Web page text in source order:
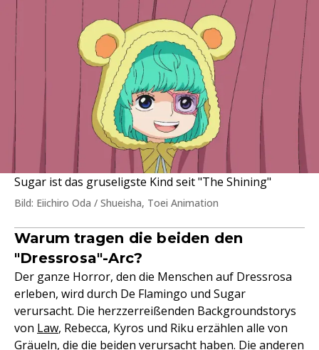
Sugar ist das gruseligste Kind seit "The Shining"
Bild: Eiichiro Oda / Shueisha, Toei Animation
Warum tragen die beiden den
"Dressrosa"-Arc?
Der ganze Horror, den die Menschen auf Dressrosa
erleben, wird durch De Flamingo und Sugar
verursacht. Die herzzerreißenden Backgroundstorys
von Law, Rebecca, Kyros und Riku erzählen alle von
Gräueln, die die beiden verursacht haben. Die anderen